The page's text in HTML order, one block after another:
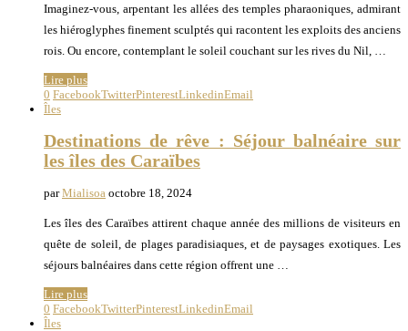
Imaginez-vous, arpentant les allées des temples pharaoniques, admirant
les hiéroglyphes finement sculptés qui racontent les exploits des anciens
rois. Ou encore, contemplant le soleil couchant sur les rives du Nil, …
Lire plus
0 FacebookTwitterPinterestLinkedinEmail
Îles
Destinations de rêve : Séjour balnéaire sur
les îles des Caraïbes
parMialisoa octobre 18, 2024
Les îles des Caraïbes attirent chaque année des millions de visiteurs en
quête de soleil, de plages paradisiaques, et de paysages exotiques. Les
séjours balnéaires dans cette région offrent une …
Lire plus
0 FacebookTwitterPinterestLinkedinEmail
Îles